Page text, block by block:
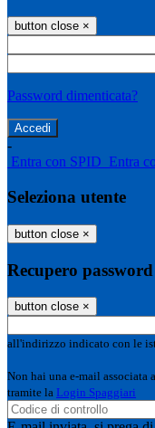
button close ×
Password dimenticata?
-
Entra con SPID Entra
Seleziona utente
button close ×
Recupero password
button close ×
all'indirizzo indicato con le
Non hai una e-mail associata
tramite la Login Spaggiari